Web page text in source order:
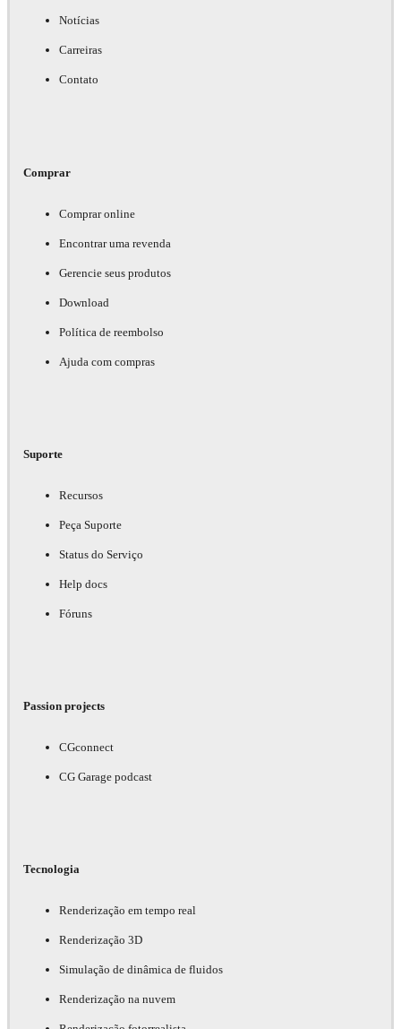
Notícias
Carreiras
Contato
Comprar
Comprar online
Encontrar uma revenda
Gerencie seus produtos
Download
Política de reembolso
Ajuda com compras
Suporte
Recursos
Peça Suporte
Status do Serviço
Help docs
Fóruns
Passion projects
CGconnect
CG Garage podcast
Tecnologia
Renderização em tempo real
Renderização 3D
Simulação de dinâmica de fluidos
Renderização na nuvem